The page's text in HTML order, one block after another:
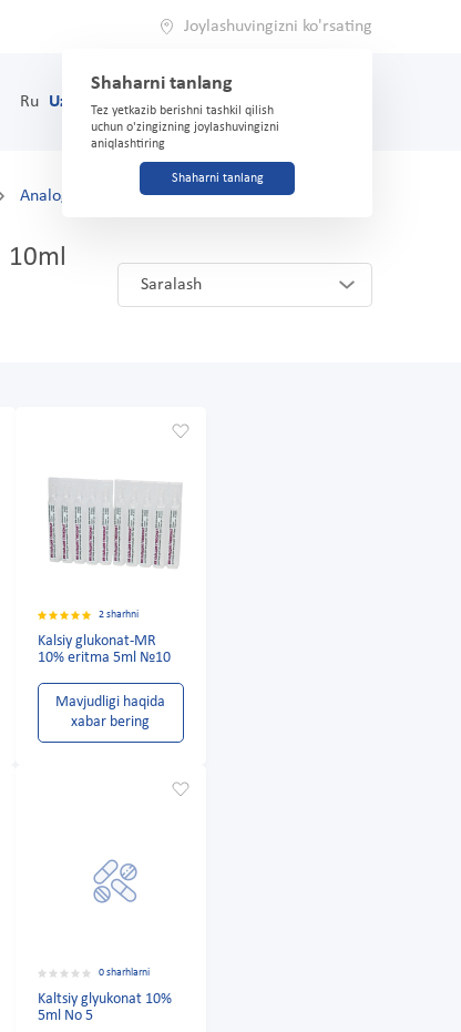
Joylashuvingizni ko'rsating
Shaharni tanlang
Tez yetkazib berishni tashkil qilish
uchun o'zingizning joylashuvingizni
aniqlashtiring
Shaharni tanlang
Ru Uz (71) 200-03-03
Analoglar va o'rnini bosuvchilar
10ml
Saralash
2 sharhni
Kalsiy glukonat-MR
10% eritma 5ml №10
Mavjudligi haqida
xabar bering
0 sharhlarni
Kaltsiy glyukonat 10%
5ml No 5